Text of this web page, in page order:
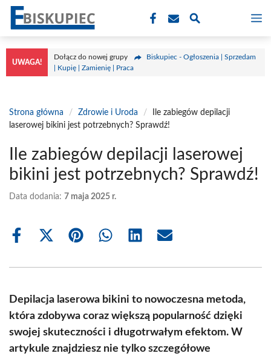
Przejdź
treści
UWAGA!
Dołącz do nowej grupy
Biskupiec - Ogłoszenia | Sprzedam
| Kupię | Zamienię | Praca
Strona główna / Zdrowie i Uroda /
Ile zabiegów depilacji
laserowej bikini jest potrzebnych? Sprawdź!
Ile zabiegów depilacji laserowej
bikini jest potrzebnych? Sprawdź!
Data dodania: 7 maja 2025 r.
Share
Share
(Twitter)
Share Share Share Share
Depilacja laserowa bikini to nowoczesna metoda,
która zdobywa coraz większą popularność dzięki
swojej skuteczności i długotrwałym efektom. W
artykule znajdziesz nie tylko szczegółowe